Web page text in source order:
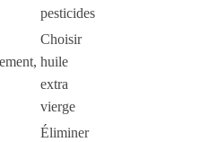
pesticides
Choisir
huile
extra
vierge
Éliminer